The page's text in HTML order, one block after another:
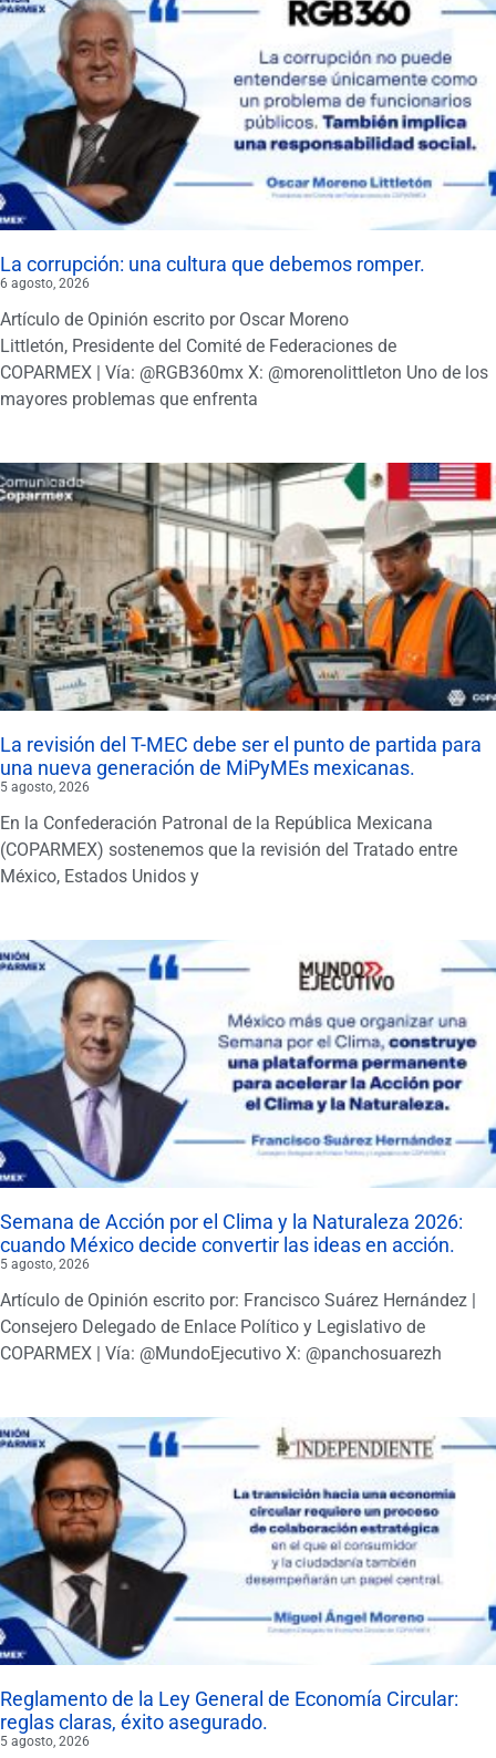
La corrupción: una cultura que debemos romper.
6 agosto, 2026
Artículo de Opinión escrito por Oscar Moreno
Littletón, Presidente del Comité de Federaciones de
COPARMEX | Vía: @RGB360mx X: @morenolittleton Uno de los
mayores problemas que enfrenta
La revisión del T-MEC debe ser el punto de partida para
una nueva generación de MiPyMEs mexicanas.
5 agosto, 2026
En la Confederación Patronal de la República Mexicana
(COPARMEX) sostenemos que la revisión del Tratado entre
México, Estados Unidos y
Semana de Acción por el Clima y la Naturaleza 2026:
cuando México decide convertir las ideas en acción.
5 agosto, 2026
Artículo de Opinión escrito por: Francisco Suárez Hernández |
Consejero Delegado de Enlace Político y Legislativo de
COPARMEX | Vía: @MundoEjecutivo X: @panchosuarezh
Reglamento de la Ley General de Economía Circular:
reglas claras, éxito asegurado.
5 agosto, 2026